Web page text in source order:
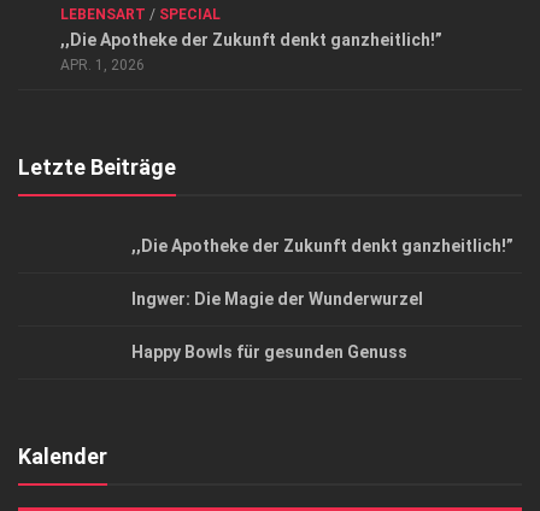
Datenschutzerklärung
Top Magazin Dresden / Ostsachsen
LEBENSART / SPECIAL
,,Die Apotheke der Zukunft denkt ganzheitlich!”
APR. 1, 2026
Letzte Beiträge
,,Die Apotheke der Zukunft denkt ganzheitlich!”
Ingwer: Die Magie der Wunderwurzel
Happy Bowls für gesunden Genuss
Kalender